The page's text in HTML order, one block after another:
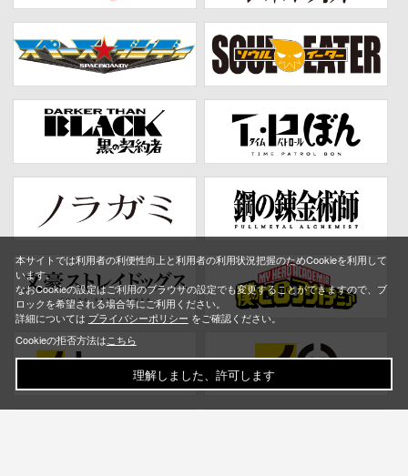
本サイトでは利用者の利便性向上と利用者の利用状況把握のためCookieを利用して
います。
なおCookieの設定はご利用のブラウザの設定でも変更することができますので、ブ
ロックを希望される場合等にご利用ください。
詳細については プライバシーポリシー をご確認ください。
Cookieの拒否方法はこちら
理解しました、許可します